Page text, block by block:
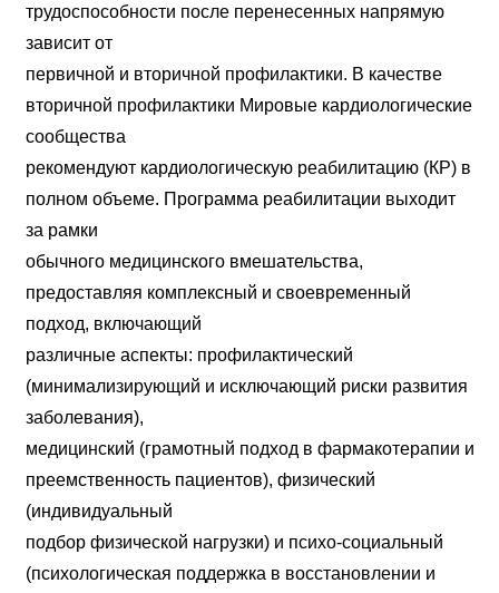
трудоспособности после перенесенных напрямую
зависит от
первичной и вторичной профилактики. В качестве
вторичной профилактики Мировые кардиологические
сообщества
рекомендуют кардиологическую реабилитацию (КР) в
полном объеме. Программа реабилитации выходит
за рамки
обычного медицинского вмешательства,
предоставляя комплексный и своевременный
подход, включающий
различные аспекты: профилактический
(минимализирующий и исключающий риски развития
заболевания),
медицинский (грамотный подход в фармакотерапии и
преемственность пациентов), физический
(индивидуальный
подбор физической нагрузки) и психо-социальный
(психологическая поддержка в восстановлении и